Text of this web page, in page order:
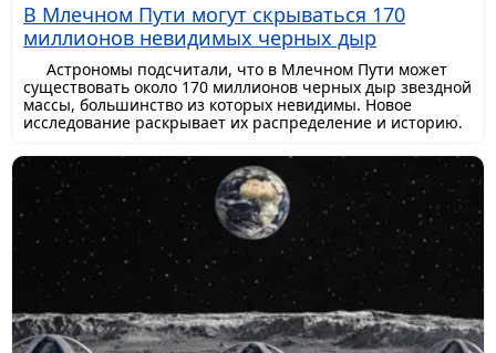
В Млечном Пути могут скрываться 170
миллионов невидимых черных дыр
Астрономы подсчитали, что в Млечном Пути может
существовать около 170 миллионов черных дыр звездной
массы, большинство из которых невидимы. Новое
исследование раскрывает их распределение и историю.